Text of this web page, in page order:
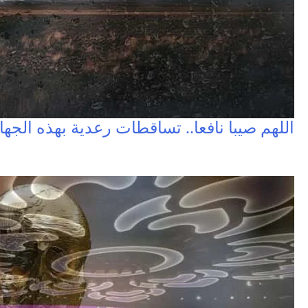
اللهم صيبا نافعا.. تساقطات رعدية بهذه